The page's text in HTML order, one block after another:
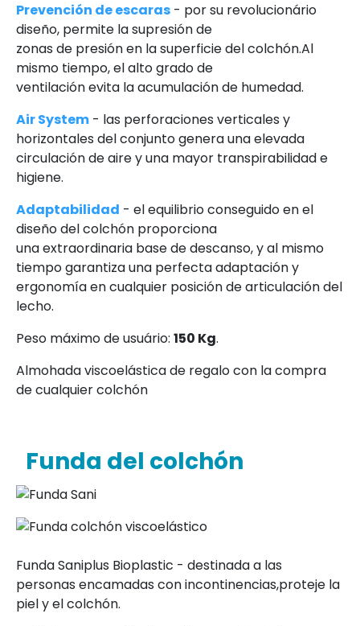
Prevención de escaras - por su revolucionário
diseño, permite la supresión de
zonas de presión en la superficie del colchón.Al
mismo tiempo, el alto grado de
ventilación evita la acumulación de humedad.
Air System - las perforaciones verticales y
horizontales del conjunto genera una elevada
circulación de aire y una mayor transpirabilidad e
higiene.
Adaptabilidad - el equilibrio conseguido en el
diseño del colchón proporciona
una extraordinaria base de descanso, y al mismo
tiempo garantiza una perfecta adaptación y
ergonomía en cualquier posición de articulación del
lecho.
Peso máximo de usuário: 150 Kg.
Almohada viscoelástica de regalo con la compra
de cualquier colchón
Funda del colchón
Funda Saniplus Bioplastic - destinada a las
personas encamadas con incontinencias,proteje la
piel y el colchón.